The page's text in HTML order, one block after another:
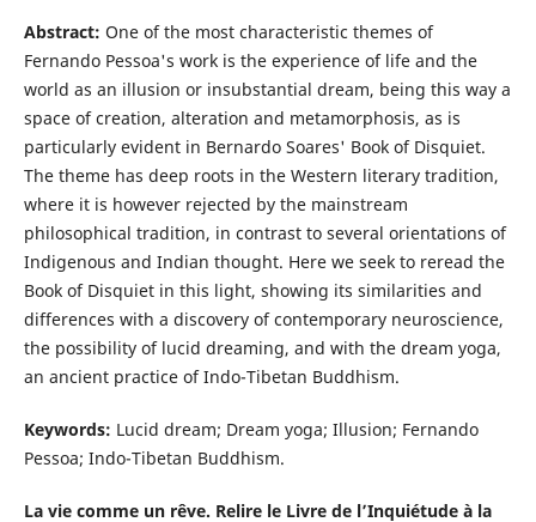
Abstract: One of the most characteristic themes of
Fernando Pessoa's work is the experience of life and the
world as an illusion or insubstantial dream, being this way a
space of creation, alteration and metamorphosis, as is
particularly evident in Bernardo Soares' Book of Disquiet.
The theme has deep roots in the Western literary tradition,
where it is however rejected by the mainstream
philosophical tradition, in contrast to several orientations of
Indigenous and Indian thought. Here we seek to reread the
Book of Disquiet in this light, showing its similarities and
differences with a discovery of contemporary neuroscience,
the possibility of lucid dreaming, and with the dream yoga,
an ancient practice of Indo-Tibetan Buddhism.
Keywords: Lucid dream; Dream yoga; Illusion; Fernando
Pessoa; Indo-Tibetan Buddhism.
La vie comme un rêve. Relire le Livre de l’Inquiétude à la